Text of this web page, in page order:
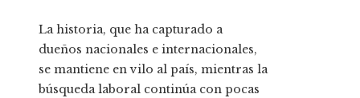
La historia, que ha capturado a
dueños nacionales e internacionales,
se mantiene en vilo al país, mientras la
búsqueda laboral continúa con pocas